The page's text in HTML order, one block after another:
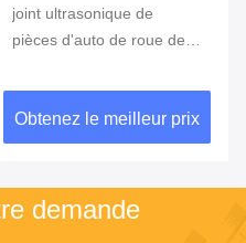
joint ultrasonique de
pièces d'auto de roue de
ultrasonique de 40KHz 61L
Obtenez le meilleur prix
demande